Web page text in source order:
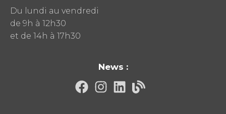
Du lundi au vendredi
de 9h à 12h30
et de 14h à 17h30
News :